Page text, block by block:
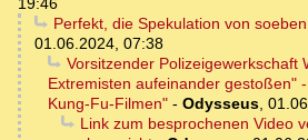
19:46
Perfekt, die Spekulation von
01.06.2024, 07:38
Vorsitzender Polizeigewerkschaft
Extremisten aufeinander gestoßen"
Kung-Fu-Filmen" - Odysseus,
Link zum besprochenen Video